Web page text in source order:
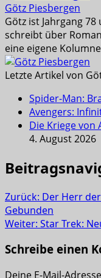
Götz Piesbergen
Götz ist Jahrgang
schreibt über
eine eigene
Letzte Artikel von
Spider-Man:
Avengers:
Die Kriege von
4. August 2026
Zurück: Der Herr
Gebunden
Weiter: Star Trek:
Schreibe einen
Deine E-Mail-